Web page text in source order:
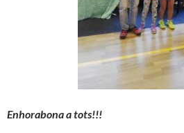
Enhorabona a tots!!!